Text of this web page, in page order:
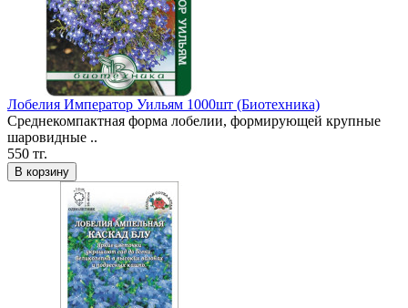
Лобелия Император Уильям 1000шт (Биотехника)
Среднекомпактная форма лобелии, формирующей крупные
шаровидные ..
550 тг.
В корзину